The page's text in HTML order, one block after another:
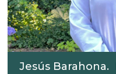
Jesús Barahona.